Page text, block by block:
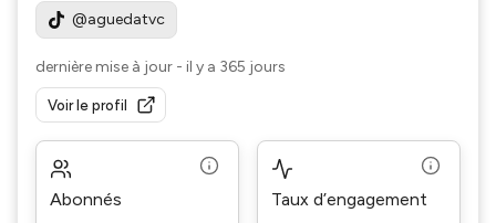
@aguedatvc
dernière mise à jour - il y a 365 jours
Voir le profil
Abonnés Taux d’engagement